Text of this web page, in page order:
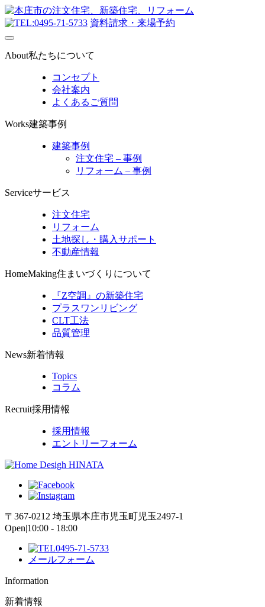
0495-71-5733 資料請求・来場予約
About私たちについて
コンセプト
会社案内
よくあるご質問
Works建築事例
建築事例
注文住宅 – 事例
リフォーム – 事例
Serviceサービス
注文住宅
リフォーム
土地探し・購入サポート
不動産情報
HomeMaking住まいづくりについて
『Z空調』の新築住宅
プラスワンリビング
CLT工法
品質管理
News新着情報
Topics
コラム
Recruit採用情報
採用情報
エントリーフォーム
〒367-0212 埼玉県本庄市児玉町児玉2497-1
Open|10:00 - 18:00
0495-71-5733
メールフォーム
Information
新着情報